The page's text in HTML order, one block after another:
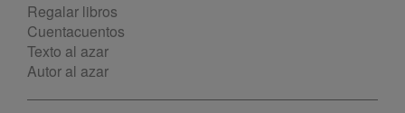
Regalar libros
Cuentacuentos
Texto al azar
Autor al azar